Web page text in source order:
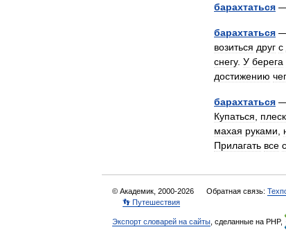
барахтаться
барахтаться
возиться друг с
снегу. У берега
достижению
барахтаться
Купаться
махая руками
Прилагать все
© Академик, 2000-2026 Обратная связь:
👣 Путешествия
Экспорт словарей на сайты , сделанные на PHP,